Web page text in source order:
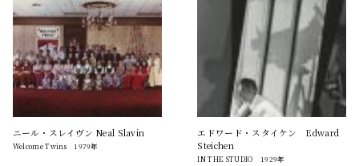
ニール・スレイヴン Neal Slavin
Welcome Twins 1979年
エドワード・スタイケン Edward
Steichen
IN THE STUDIO 1929年